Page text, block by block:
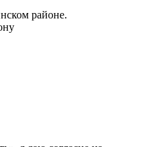
районе.